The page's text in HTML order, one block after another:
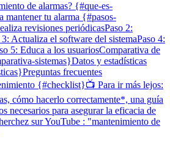
de alarmas? {#que-es-
mantener tu alarma {#pasos-
revisiones periódicasPaso 2:
3: Actualiza el software del sistemaPaso 4:
5: Educa a los usuariosComparativa de
sistemas}Datos y estadísticas
Preguntas frecuentes
{#checklist}📺 Para ir más lejos:
cómo hacerlo correctamente*, una guía
necesarios para asegurar la eficacia de
sur YouTube : "mantenimiento de